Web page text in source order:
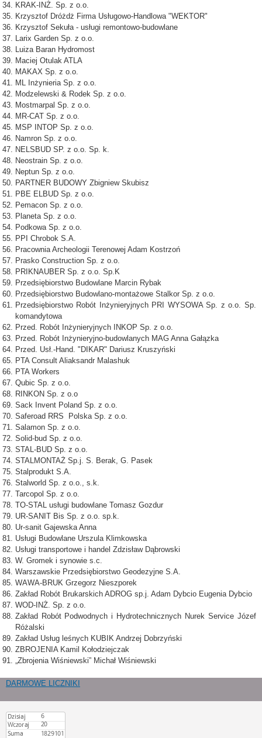
KRAK-INŻ. Sp. z o.o.
Krzysztof Dróżdż Firma Usługowo-Handlowa "WEKTOR"
Krzysztof Sekuła - usługi remontowo-budowlane
Larix Garden Sp. z o.o.
Luiza Baran Hydromost
Maciej Otulak ATLA
MAKAX Sp. z o.o.
ML Inżynieria Sp. z o.o.
Modzelewski & Rodek Sp. z o.o.
Mostmarpal Sp. z o.o.
MR-CAT Sp. z o.o.
MSP INTOP Sp. z o.o.
Namron Sp. z o.o.
NELSBUD SP. z o.o. Sp. k.
Neostrain Sp. z o.o.
Neptun Sp. z o.o.
PARTNER BUDOWY Zbigniew Skubisz
PBE ELBUD Sp. z o.o.
Pemacon Sp. z o.o.
Planeta Sp. z o.o.
Podkowa Sp. z o.o.
PPI Chrobok S.A.
Pracownia Archeologii Terenowej Adam Kostrzoń
Prasko Construction Sp. z o.o.
PRIKNAUBER Sp. z o.o. Sp.K
Przedsiębiorstwo Budowlane Marcin Rybak
Przedsiębiorstwo Budowlano-montażowe Stalkor Sp. z o.o.
Przedsiębiorstwo Robót Inżynieryjnych PRI WYSOWA Sp. z o.o. Sp.
komandytowa
Przed. Robót Inżynieryjnych INKOP Sp. z o.o.
Przed. Robót Inżynieryjno-budowlanych MAG Anna Gałązka
Przed. Usł.-Hand. "DIKAR" Dariusz Kruszyński
PTA Consult Aliaksandr Malashuk
PTA Workers
Qubic Sp. z o.o.
RINKON Sp. z o.o
Sack Invent Poland Sp. z o.o.
Saferoad RRS Polska Sp. z o.o.
Salamon Sp. z o.o.
Solid-bud Sp. z o.o.
STAL-BUD Sp. z o.o.
STALMONTAŻ Sp.j. S. Berak, G. Pasek
Stalprodukt S.A.
Stalworld Sp. z o.o., s.k.
Tarcopol Sp. z o.o.
TO-STAL usługi budowlane Tomasz Gozdur
UR-SANIT Bis Sp. z o.o. sp.k.
Ur-sanit Gajewska Anna
Usługi Budowlane Urszula Klimkowska
Usługi transportowe i handel Zdzisław Dąbrowski
W. Gromek i synowie s.c.
Warszawskie Przedsiębiorstwo Geodezyjne S.A.
WAWA-BRUK Grzegorz Nieszporek
Zakład Robót Brukarskich ADROG sp.j. Adam Dybcio Eugenia Dybcio
WOD-INŻ. Sp. z o.o.
Zakład Robót Podwodnych i Hydrotechnicznych Nurek Service Józef
Różalski
Zakład Usług leśnych KUBIK Andrzej Dobrzyński
ZBROJENIA Kamil Kołodziejczak
„Zbrojenia Wiśniewski” Michał Wiśniewski
DARMOWE LICZNIKI